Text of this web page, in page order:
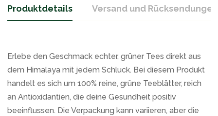
Produktdetails Versand und Rücksendungen
Erlebe den Geschmack echter, grüner Tees direkt aus
dem Himalaya mit jedem Schluck. Bei diesem Produkt
handelt es sich um 100% reine, grüne Teeblätter, reich
an Antioxidantien, die deine Gesundheit positiv
beeinflussen. Die Verpackung kann variieren, aber die